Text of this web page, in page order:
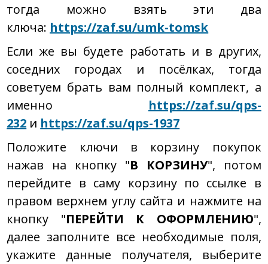
тогда можно взять эти два
ключа: https://zaf.su/umk-tomsk
Если же вы будете работать и в других,
соседних городах и посёлках, тогда
советуем брать вам полный комплект, а
именно https://zaf.su/qps-
232 и https://zaf.su/qps-1937
Положите ключи в корзину покупок
нажав на кнопку "В КОРЗИНУ", потом
перейдите в саму корзину по ссылке в
правом верхнем углу сайта и нажмите на
кнопку "ПЕРЕЙТИ К ОФОРМЛЕНИЮ",
далее заполните все необходимые поля,
укажите данные получателя, выберите